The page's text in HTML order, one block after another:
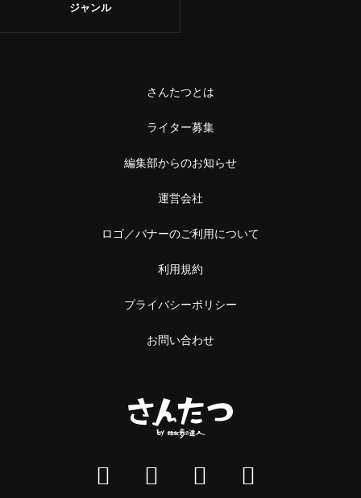
ジャンル
さんたつとは
ライター募集
編集部からのお知らせ
運営会社
ロゴ／バナーのご利用について
利用規約
プライバシーポリシー
お問い合わせ